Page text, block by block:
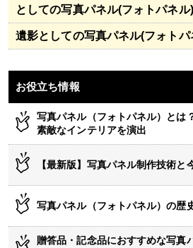
としての写真パネル(フォトパネル
遺影としての写真パネル(フォトパ
お役立ち情報
写真パネル（フォトパネル）とは
素敵なインテリアを演出
【最新版】写真パネル制作技術と
写真パネル（フォトパネル）の歴
贈答品・記念品におすすめな写真